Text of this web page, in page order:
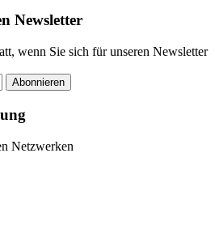
Newsletter
wenn Sie sich für unseren Newsletter
Abonnieren
Netzwerken